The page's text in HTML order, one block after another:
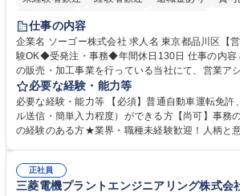
交通費支給
仕事の内容
企業名 ソーゴー株式会社 求人名 東京都品川区【営業アシスタント】未経
験OK◆受発注・事務◆年間休日130日 仕事の内容 樹脂板や建築資材など
の販売・加工事業を行っている当社にて、営業ア
いたします。注文対応やWebデータの出力、各所
か、電話・メール対応等の事務業務を担当します。 ■受注・発注業務：FA
Xによる注文対応、Web発注データのプリントア
社への発注および加工依頼等 ■納品書・請求書の
当社の指定する業務 募集職種 東京都品川区【営業アシスタント】未経験O
K◆受発注・事務◆年間休日130日
必要な経験・能力等
必要な経験・能力等 【必須】普通自動車運転免許
ル送信・簡単入力程度）ができる方【尚可】事務
の経験のある方★業界・職種未経験歓迎！人柄と
変化に臨機応変かつ柔軟に対応できる方、約束を
れる方を求めています。高度なPCスキルや関数知
正社員
三菱電機プラントエンジニアリング株式会